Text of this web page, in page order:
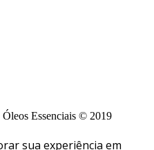
Essenciais © 2019
sua experiência em